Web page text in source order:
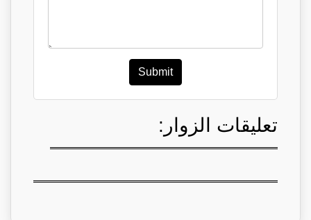
Submit
تعليقات الزوار: